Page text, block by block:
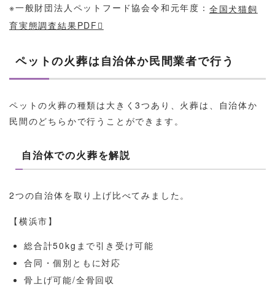
※一般財団法人ペットフード協会令和元年度： 全国犬猫飼
育実態調査結果PDF
ペットの火葬は自治体か民間業者で行う
ペットの火葬の種類は大きく3つあり、火葬は、自治体か
民間のどちらかで行うことができます。
自治体での火葬を解説
2つの自治体を取り上げ比べてみました。
【横浜市】
総合計50kgまで引き受け可能
合同・個別ともに対応
骨上げ可能/全骨回収